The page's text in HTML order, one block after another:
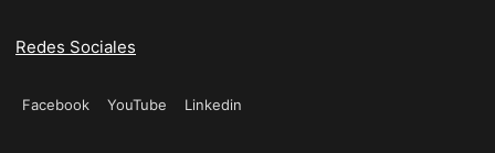
Redes Sociales
Facebook YouTube Linkedin